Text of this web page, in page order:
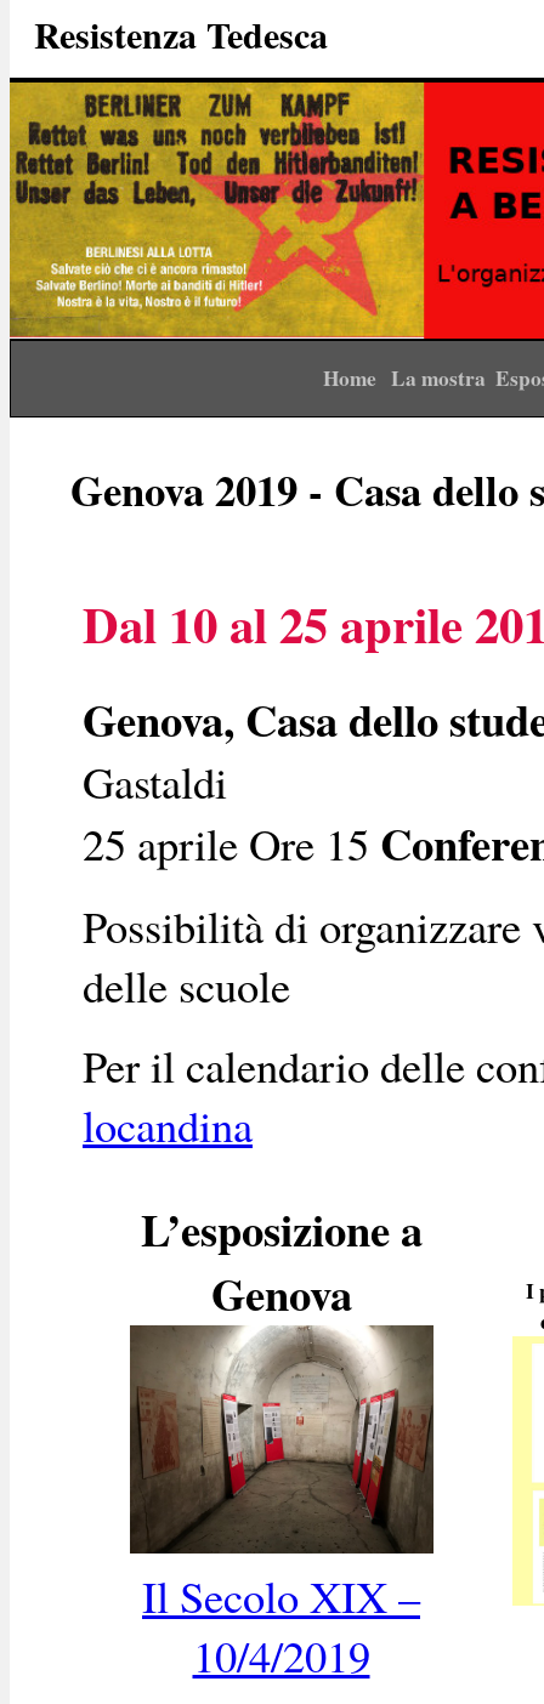
Resistenza Tedesca
Home La mostra
Genova 2019 - Casa dello
Dal 10 al 25 aprile
Genova, Casa dello
Gastaldi
25 aprile Ore 15
Possibilità di organizzare
delle scuole
Per il calendario delle
locandina
L’esposizione a
Genova
Il Secolo XIX –
10/4/2019
I